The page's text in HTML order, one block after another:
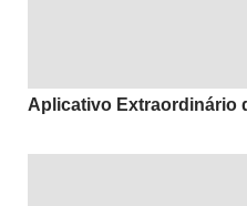
Aplicativo Extraordinário